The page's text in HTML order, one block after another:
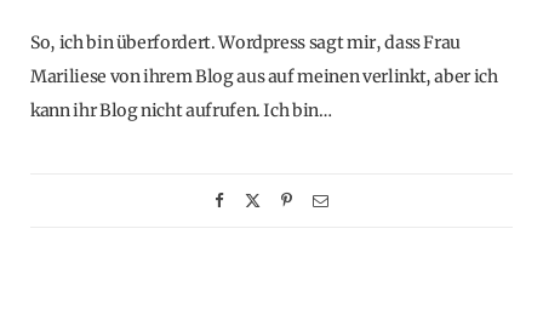
So, ich bin überfordert. Wordpress sagt mir, dass Frau
Mariliese von ihrem Blog aus auf meinen verlinkt, aber ich
kann ihr Blog nicht aufrufen. Ich bin…